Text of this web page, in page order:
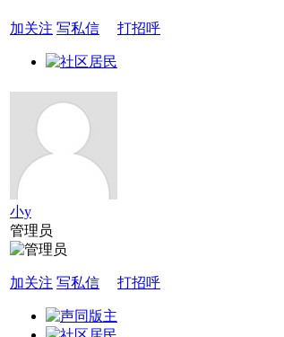
加关注 写私信 打招呼
小y
管理员
加关注 写私信 打招呼